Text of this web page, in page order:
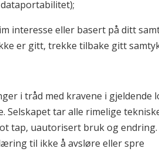
interesse eller basert på ditt
er gitt, trekke tilbake gitt
i tråd med kravene i gjeldende
tar alle rimelige
tap, uautorisert bruk og
til ikke å avsløre eller spre